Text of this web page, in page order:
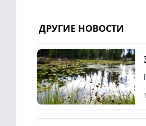
ДРУГИЕ НОВОСТИ